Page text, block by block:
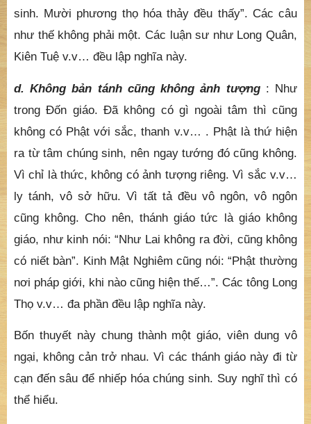
sinh. Mười phương thọ hóa thảy đều thấy”. Các câu
như thế không phải một. Các luận sư như Long Quân,
Kiên Tuệ v.v… đều lập nghĩa này.
d. Không bản tánh cũng không ảnh tượng: Như
trong Đốn giáo. Đã không có gì ngoài tâm thì cũng
không có Phật với sắc, thanh v.v… . Phật là thứ hiện
ra từ tâm chúng sinh, nên ngay tướng đó cũng không.
Vì chỉ là thức, không có ảnh tượng riêng. Vì sắc v.v…
ly tánh, vô sở hữu. Vì tất tả đều vô ngôn, vô ngôn
cũng không. Cho nên, thánh giáo tức là giáo không
giáo, như kinh nói: “Như Lai không ra đời, cũng không
có niết bàn”. Kinh Mật Nghiêm cũng nói: “Phật thường
nơi pháp giới, khi nào cũng hiện thế…”. Các tông Long
Thọ v.v… đa phần đều lập nghĩa này.
Bốn thuyết này chung thành một giáo, viên dung vô
ngại, không cản trở nhau. Vì các thánh giáo này đi từ
cạn đến sâu để nhiếp hóa chúng sinh. Suy nghĩ thì có
thể hiểu.